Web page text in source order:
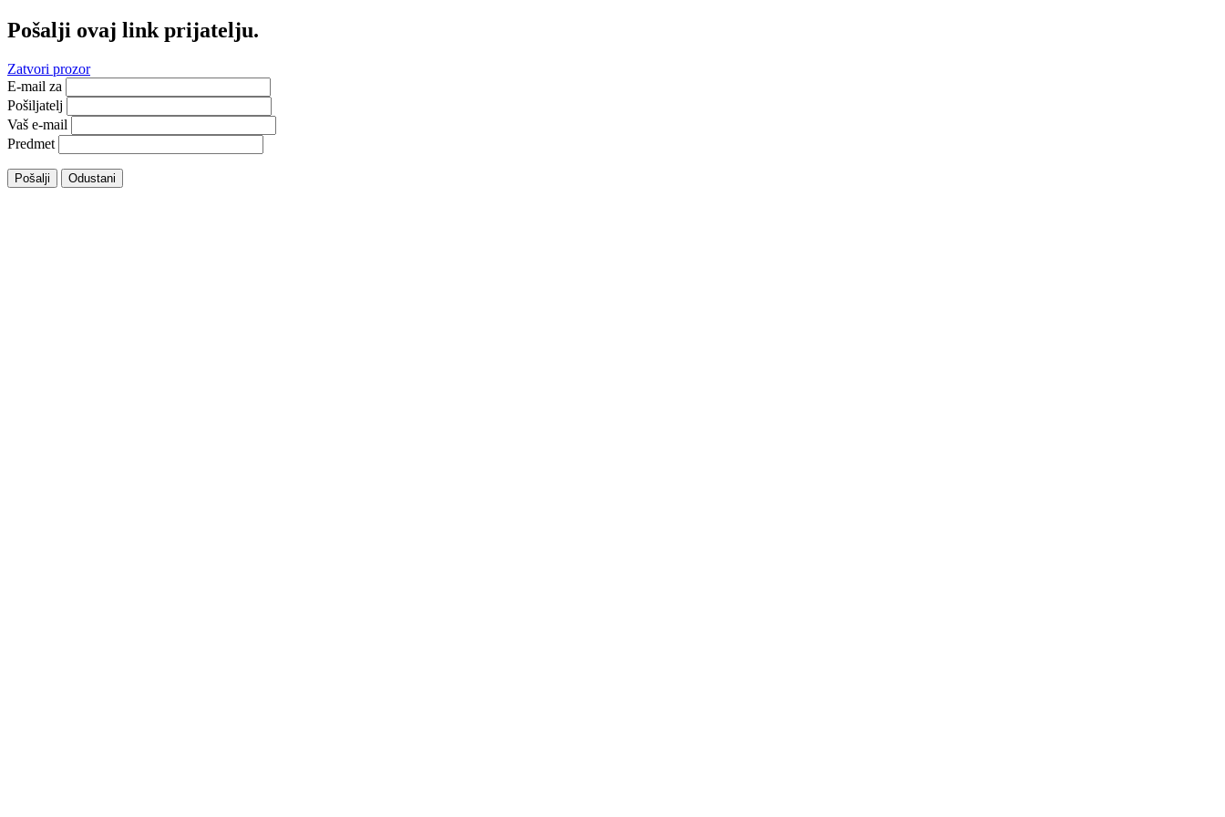
Pošalji ovaj link prijatelju.
Zatvori prozor
E-mail za
Pošiljatelj
Vaš e-mail
Predmet
Pošalji Odustani